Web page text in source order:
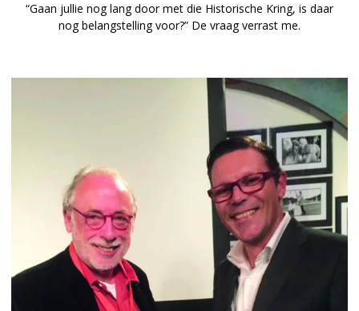
“Gaan jullie nog lang door met die Historische Kring, is daar
nog belangstelling voor?” De vraag verrast me.